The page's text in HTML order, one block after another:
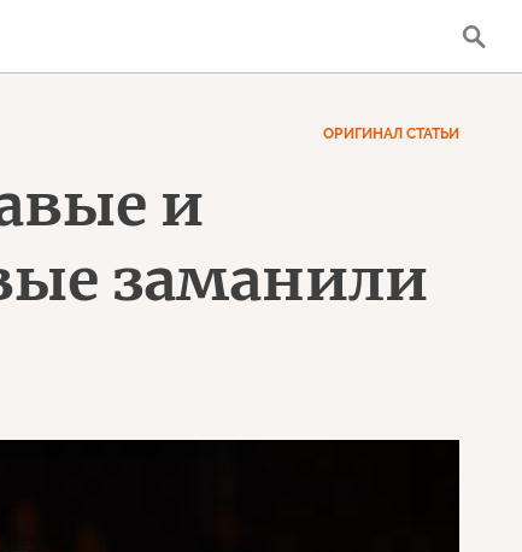
ОРИГИНАЛ СТАТЬИ
и
заманили